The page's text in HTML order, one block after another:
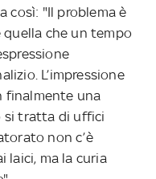
così: "Il problema è
quella che un tempo
L’impressione
finalmente una
si tratta di uffici
non c’è
laici, ma la curia